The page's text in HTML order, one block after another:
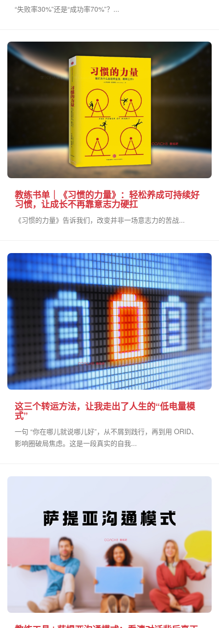
“失败率30%”还是“成功率70%”？...
教练书单｜《习惯的力量》：轻松养成可持续好
习惯，让成长不再靠意志力硬扛
《习惯的力量》告诉我们，改变并非一场意志力的苦战...
这三个转运方法，让我走出了人生的“低电量模
式”
一句 “你在哪儿就说哪儿好”，从不屑到践行，再到用 ORID、
影响圈破局焦虑。这是一段真实的自我...